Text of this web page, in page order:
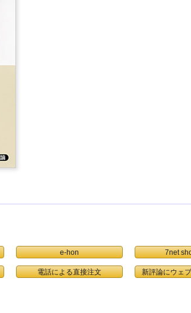
e-hon 7net
電話による直接注文